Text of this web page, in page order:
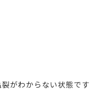
がわからない状態です